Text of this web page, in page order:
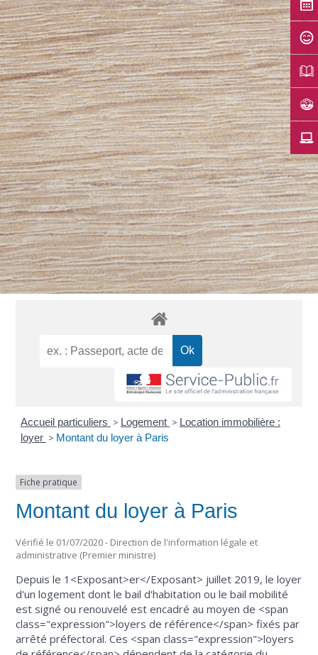
Accueil particuliers > Logement > Location immobilière :
loyer > Montant du loyer à Paris
Fiche pratique
Montant du loyer à Paris
Vérifié le 01/07/2020 - Direction de l'information légale et
administrative (Premier ministre)
Depuis le 1<Exposant>er</Exposant> juillet 2019, le loyer
d'un logement dont le bail d'habitation ou le bail mobilité
est signé ou renouvelé est encadré au moyen de <span
class="expression">loyers de référence</span> fixés par
arrêté préfectoral. Ces <span class="expression">loyers